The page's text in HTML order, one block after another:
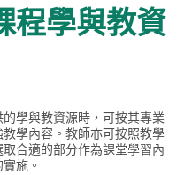
程學與教資
學與教資源時，可按其專業
學內容。教師亦可按照教學
合適的部分作為課堂學習內
施。